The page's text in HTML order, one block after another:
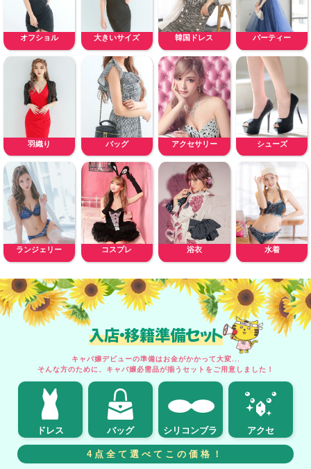
オフショル 大きいサイズ 韓国ドレス パーティー
羽織り バッグ アクセサリー シューズ
ランジェリー コスプレ 浴衣 水着
入店・移籍準備セット
キャバ嬢デビューの準備はお金がかかって大変...
そんな方のために、キャバ嬢必需品が揃うセットをご用意しました！
ドレス バッグ シリコンブラ アクセ
4点全て選べてこの価格！